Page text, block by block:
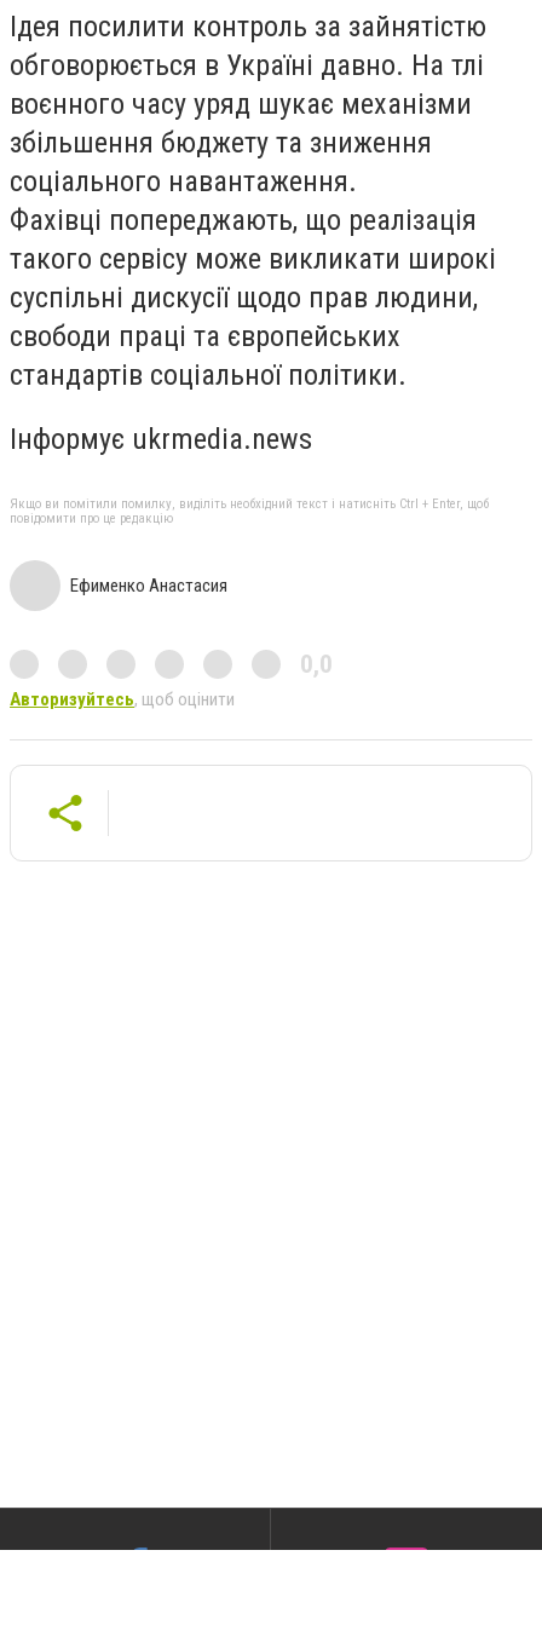
Ідея посилити контроль за зайнятістю
обговорюється в Україні давно. На тлі
воєнного часу уряд шукає механізми
збільшення бюджету та зниження
соціального навантаження.
Фахівці попереджають, що реалізація
такого сервісу може викликати широкі
суспільні дискусії щодо прав людини,
свободи праці та європейських
стандартів соціальної політики.
Інформує ukrmedia.news
Якщо ви помітили помилку, виділіть необхідний текст і натисніть Ctrl + Enter, щоб
повідомити про це редакцію
Ефименко Анастасия
0,0
Авторизуйтесь, щоб оцінити